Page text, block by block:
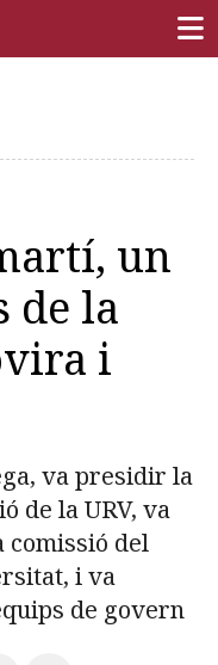
un
de la
i
va presidir la
de la URV, va
comissió del
i va
de govern